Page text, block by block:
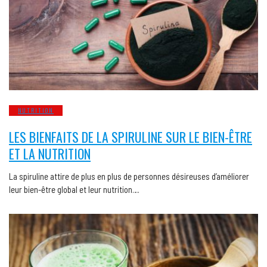
NUTRITION
LES BIENFAITS DE LA SPIRULINE SUR LE BIEN-ÊTRE
ET LA NUTRITION
La spiruline attire de plus en plus de personnes désireuses d’améliorer
leur bien-être global et leur nutrition….